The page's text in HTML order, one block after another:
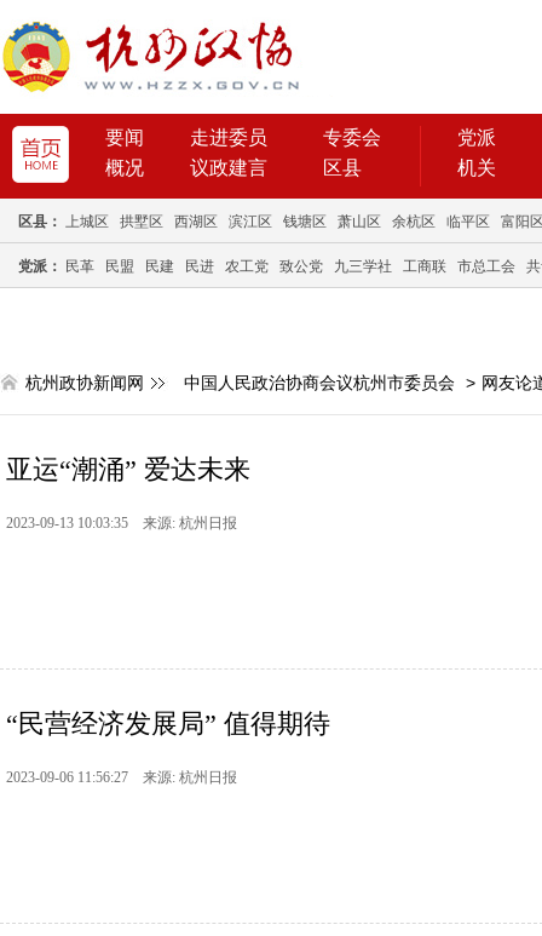
要闻 走进委员
专委会
概况
议政建言 区县
党派
机关
区县： 上城区 拱墅区 西湖区 滨江区 钱塘区 萧山区 余杭区 临平区 富阳
党派： 民革 民盟 民建 民进 农工党 致公党 九三学社 工商联 市总工会
杭州政协新闻网 中国人民政治协商会议杭州市委员会 > 网友论
亚运“潮涌” 爱达未来
2023-09-13 10:03:35 来源: 杭州日报
“民营经济发展局” 值得期待
2023-09-06 11:56:27 来源: 杭州日报